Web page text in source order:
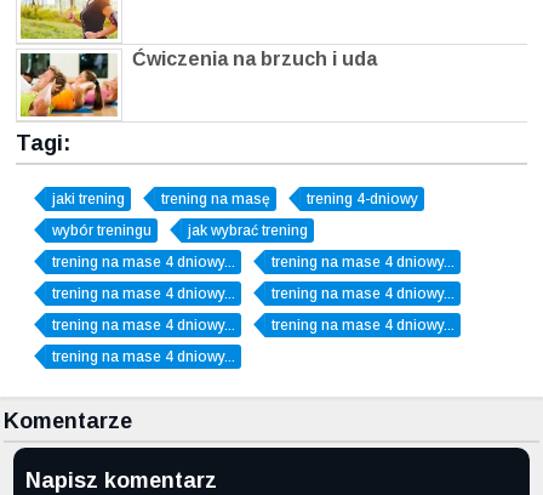
Ćwiczenia na brzuch i uda
Tagi:
jaki trening trening na masę
trening 4-dniowy
wybór treningu
jak wybrać trening
trening na mase 4 dniowy...
trening na mase 4 dniowy...
trening na mase 4 dniowy...
trening na mase 4 dniowy...
trening na mase 4 dniowy...
trening na mase 4 dniowy...
trening na mase 4 dniowy...
Komentarze
Napisz komentarz